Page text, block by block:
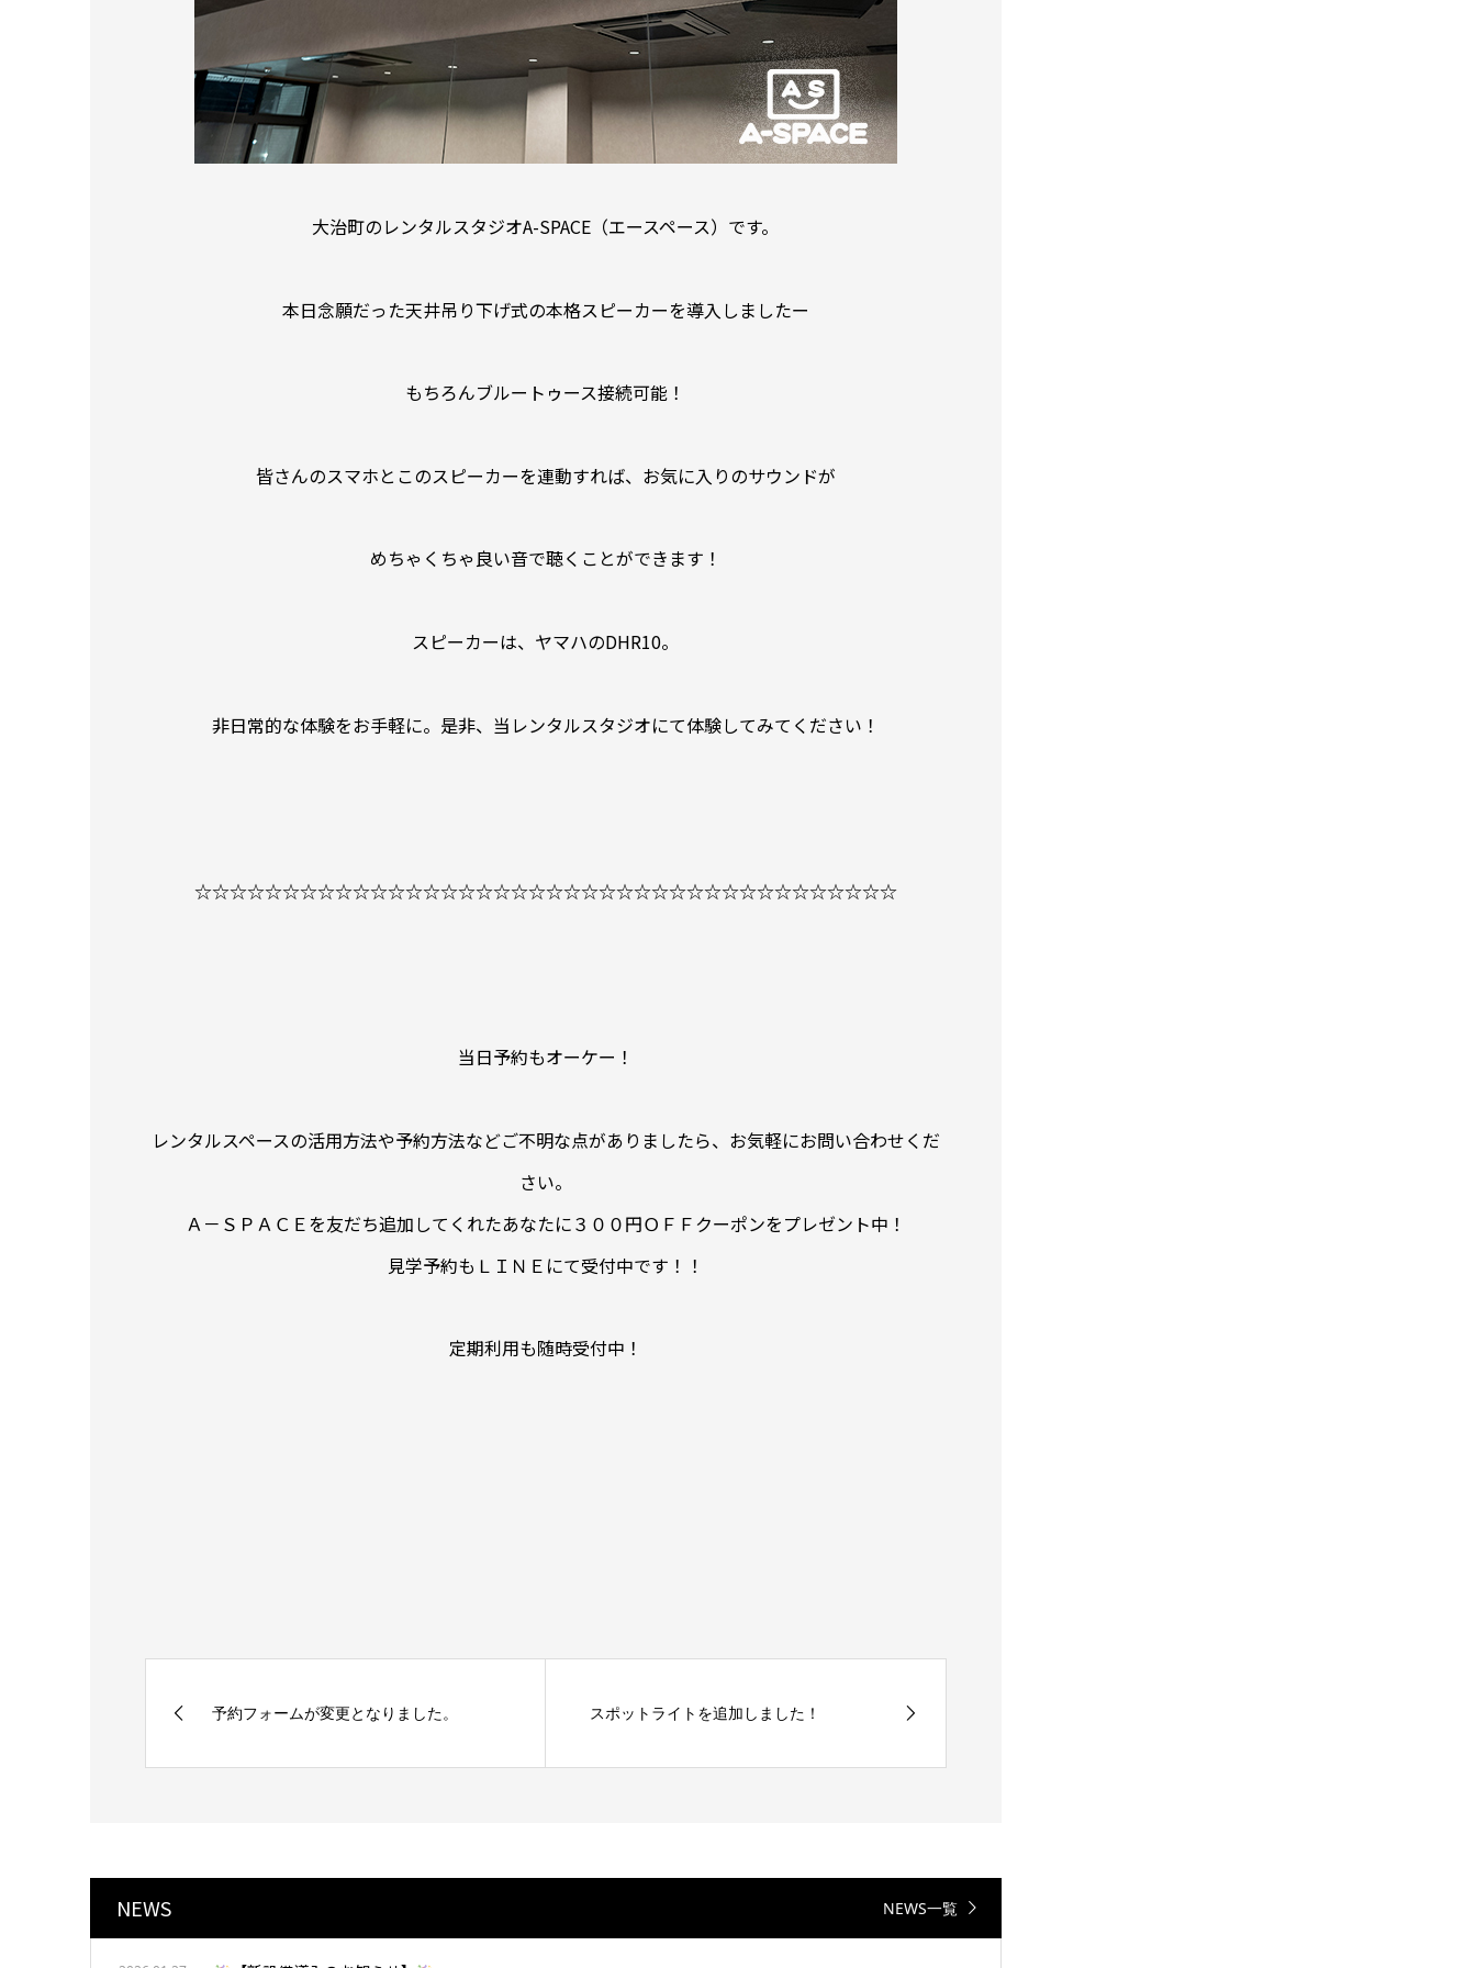
大治町のレンタルスタジオA-SPACE（エースペース）です。
本日念願だった天井吊り下げ式の本格スピーカーを導入しましたー
もちろんブルートゥース接続可能！
皆さんのスマホとこのスピーカーを連動すれば、お気に入りのサウンドが
めちゃくちゃ良い音で聴くことができます！
スピーカーは、ヤマハのDHR10。
非日常的な体験をお手軽に。是非、当レンタルスタジオにて体験してみてください！
☆☆☆☆☆☆☆☆☆☆☆☆☆☆☆☆☆☆☆☆☆☆☆☆☆☆☆☆☆☆☆☆☆☆☆☆☆☆☆☆
当日予約もオーケー！
レンタルスペースの活用方法や予約方法などご不明な点がありましたら、お気軽にお問い合わせくだ
さい。
Ａ－ＳＰＡＣＥを友だち追加してくれたあなたに３００円ＯＦＦクーポンをプレゼント中！
見学予約もＬＩＮＥにて受付中です！！
定期利用も随時受付中！
予約フォームが変更となりました。 スポットライトを追加しました！
NEWS NEWS一覧